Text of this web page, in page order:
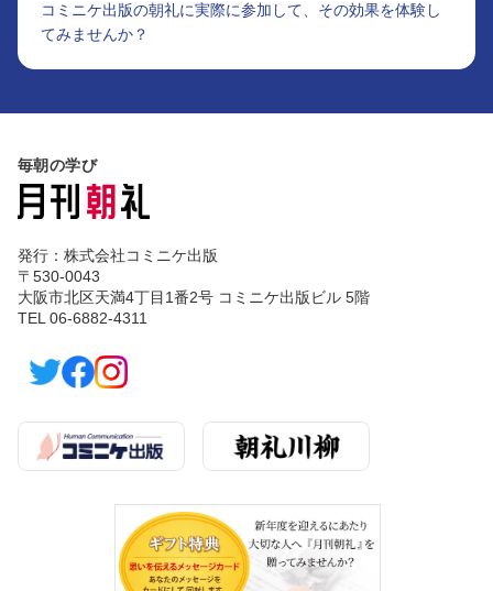
コミニケ出版の朝礼に実際に参加して、その効果を体験し
てみませんか？
毎朝の学び
発行：株式会社コミニケ出版
〒530-0043
大阪市北区天満4丁目1番2号 コミニケ出版ビル 5階
TEL 06-6882-4311